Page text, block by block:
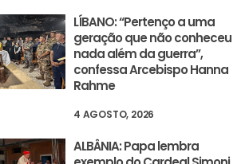
LÍBANO: “Pertenço a uma
geração que não conheceu
nada além da guerra”,
confessa Arcebispo Hanna
Rahme
4 AGOSTO, 2026
ALBÂNIA: Papa lembra